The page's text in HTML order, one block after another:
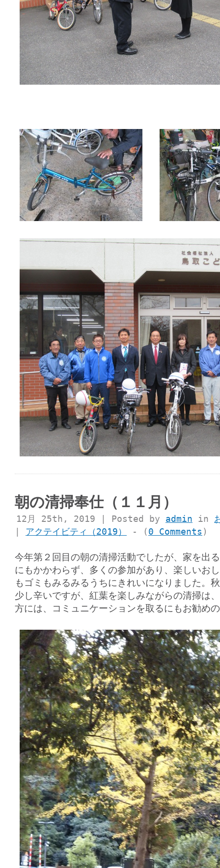
朝の清掃奉仕（１１月）
12月 25th, 2019 | Posted by admin in
| アクテイビティ（2019） - (0 Comments )
今年第２回目の朝の清掃活動でしたが、家を出
にもかかわらず、多くの参加があり、楽しいお
もゴミもみるみるうちにきれいになりました。
少し辛いですが、紅葉を楽しみながらの清掃は
方には、コミュニケーションを取るにもお勧め